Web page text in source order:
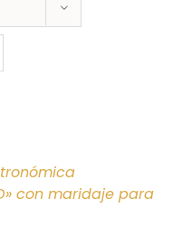
con maridaje para